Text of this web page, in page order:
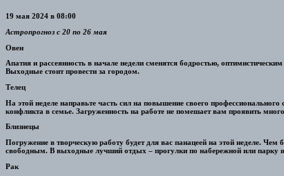
19 мая 2024 в 08:00
Астропрогноз с 20 по 26 мая
Овен
Апатия и рассеянность в начале недели сменятся бодростью,
Выходные стоит провести за городом.
Телец
На этой неделе направьте часть сил на повышение своего
конфликта в семье. Загруженность на работе не помешает вам проявить
Близнецы
Погружение в творческую работу будет для вас панацеей на этой неделе.
свободным. В выходные лучший отдых – прогулки по набережной или парку и
Рак